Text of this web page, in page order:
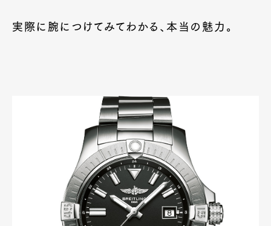
Art&DesignWatchFashion
Gourmet
ProductCultureLifestyle
実際に腕につけてみてわかる、本当の魅力。